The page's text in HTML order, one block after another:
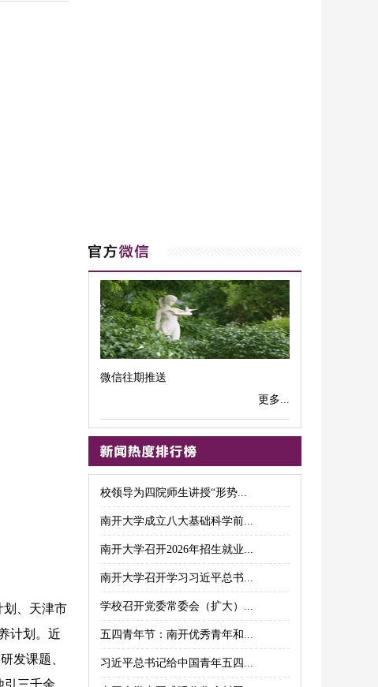
、天津市
计划。近
发课题、
引三千余
微信往期推送
更多...
校领导为四院师生讲授“形势...
南开大学成立八大基础科学前...
南开大学召开2026年招生就业...
南开大学召开学习习近平总书...
学校召开党委常委会（扩大）...
五四青年节：南开优秀青年和...
习近平总书记给中国青年五四...